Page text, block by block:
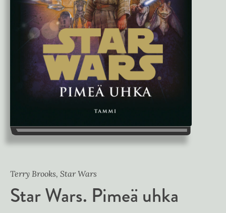
Terry Brooks, Star Wars
Star Wars. Pimeä uhka